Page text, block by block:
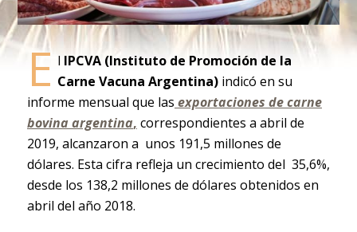
E l IPCVA (Instituto de Promoción de la
Carne Vacuna Argentina)indicó en su
informe mensual que las exportaciones de carne
bovina argentina, correspondientes a abril de
2019, alcanzaron a unos 191,5 millones de
dólares. Esta cifra refleja un crecimiento del 35,6%,
desde los 138,2 millones de dólares obtenidos en
abril del año 2018.